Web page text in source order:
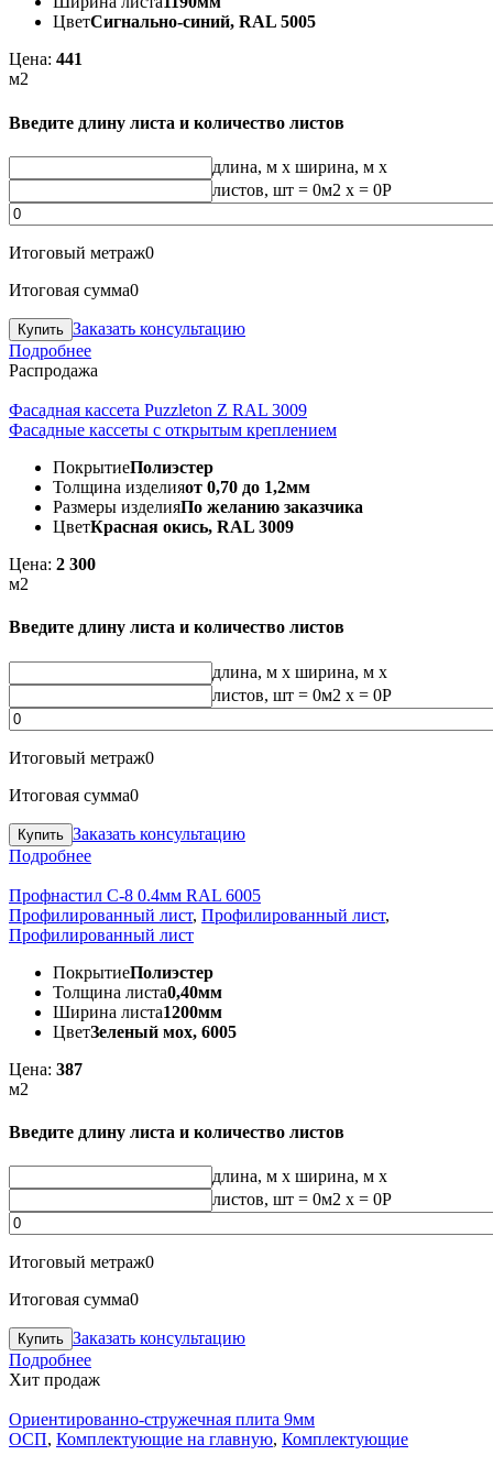
ЦветСигнально-синий, RAL 5005
Цена: 441
м2
Введите длину листа и количество листов
длина, м x ширина, м x
листов, шт = 0м2 x = 0Р
Итоговый метраж0
Итоговая сумма0
Заказать консультацию
Подробнее
Распродажа
Фасадная кассета Puzzleton Z RAL 3009
Фасадные кассеты с открытым креплением
ПокрытиеПолиэстер
Толщина изделияот 0,70 до 1,2мм
Размеры изделияПо желанию заказчика
ЦветКрасная окись, RAL 3009
Цена: 2 300
м2
Введите длину листа и количество листов
длина, м x ширина, м x
листов, шт = 0м2 x = 0Р
Итоговый метраж0
Итоговая сумма0
Заказать консультацию
Подробнее
Профнастил С-8 0.4мм RAL 6005
Профилированный лист, Профилированный лист,
Профилированный лист
ПокрытиеПолиэстер
Толщина листа0,40мм
Ширина листа1200мм
ЦветЗеленый мох, 6005
Цена: 387
м2
Введите длину листа и количество листов
длина, м x ширина, м x
листов, шт = 0м2 x = 0Р
Итоговый метраж0
Итоговая сумма0
Заказать консультацию
Подробнее
Хит продаж
Ориентированно-стружечная плита 9мм
ОСП, Комплектующие на главную, Комплектующие